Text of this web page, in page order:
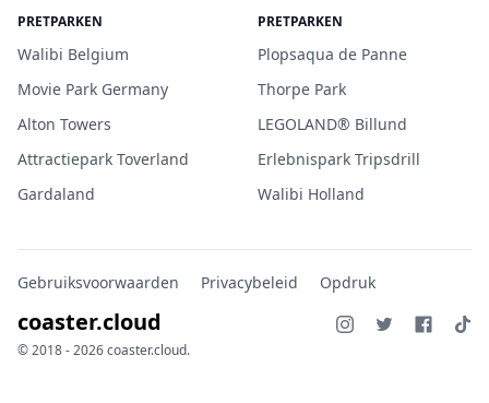
PRETPARKEN
Walibi Belgium
Movie Park Germany
Alton Towers
Attractiepark Toverland
Gardaland
PRETPARKEN
Plopsaqua de Panne
Thorpe Park
LEGOLAND® Billund
Erlebnispark Tripsdrill
Walibi Holland
Gebruiksvoorwaarden Privacybeleid Opdruk
coaster.cloud
© 2018 - 2026 coaster.cloud.